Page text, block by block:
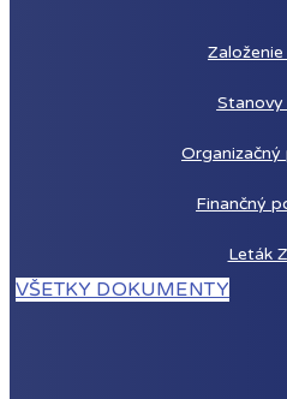
Založenie
Stanovy
Finančný
Leták
VŠETKY DOKUMENTY